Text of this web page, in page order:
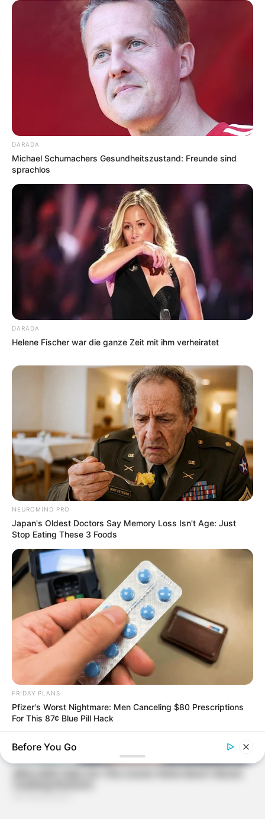
DARADA
Michael Schumachers Gesundheitszustand: Freunde sind
sprachlos
DARADA
Helene Fischer war die ganze Zeit mit ihm verheiratet
NEUROMIND PRO
Japan's Oldest Doctors Say Memory Loss Isn't Age: Just
Stop Eating These 3 Foods
FRIDAY PLANS
Pfizer's Worst Nightmare: Men Canceling $80 Prescriptions
For This 87¢ Blue Pill Hack
Before You Go